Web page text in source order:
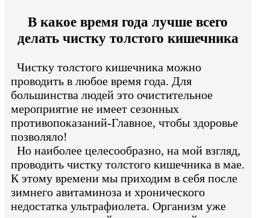
В какое время года лучше всего
делать чистку толстого кишечника
Чистку толстого кишечника можно
проводить в любое время года. Для
большинства людей это очистительное
мероприятие не имеет сезонных
противопоказаний-Главное, чтобы здоровье
позволяло!
Но наиболее целесообразно, на мой взгляд,
проводить чистку толстого кишечника в мае.
К этому времени мы приходим в себя после
зимнего авитаминоза и хронического
недостатка ультрафиолета. Организм уже